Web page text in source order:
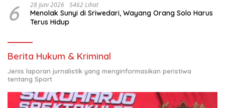
6 28 Juni 2026 5462 Lihat
Menolak Sunyi di Sriwedari, Wayang Orang Solo Harus
Terus Hidup
Berita Hukum & Kriminal
Jenis laporan jurnalistik yang menginformasikan peristiwa
tentang Sport